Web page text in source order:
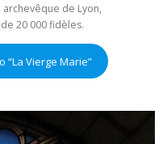
de Lyon,
20 000 fidèles.
“La Vierge Marie”